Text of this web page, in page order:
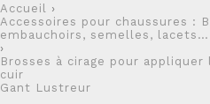
Accueil
›
Accessoires pour chaussures :
embauchoirs, semelles, lacets…
›
Brosses à cirage pour
cuir
Gant Lustreur